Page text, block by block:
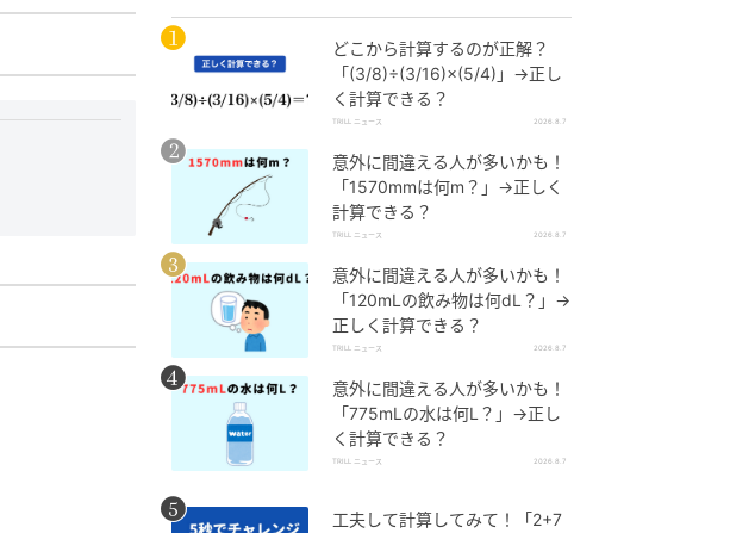
どこから計算するのが正解？
「(3/8)÷(3/16)×(5/4)」→正し
く計算できる？
TRILL ニュース 2026.8.7
意外に間違える人が多いかも！
「1570mmは何m？」→正しく
計算できる？
TRILL ニュース 2026.8.7
意外に間違える人が多いかも！
「120mLの飲み物は何dL？」→
正しく計算できる？
TRILL ニュース 2026.8.7
意外に間違える人が多いかも！
「775mLの水は何L？」→正し
く計算できる？
TRILL ニュース 2026.8.7
工夫して計算してみて！「2+7